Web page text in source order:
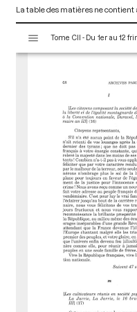
La table des matières ne contient
s